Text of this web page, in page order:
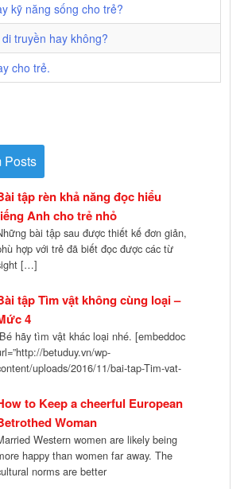
kỹ năng sống cho trẻ?
truyền hay không?
cho trẻ.
Posts
tập rèn khả năng đọc hiểu
Anh cho trẻ nhỏ
bài tập sau được thiết kế đơn giản,
hợp với trẻ đã biết đọc được các từ
[…]
tập Tìm vật không cùng loại –
4
Bé hãy tìm vật khác loại nhé. [embeddoc
betuduy.vn/wp-
uploads/2016/11/bai-tap-Tim-vat-
viewer=”google”]
to Keep a cheerful European
Woman
Western women are likely being
happy than women far away. The
norms are better